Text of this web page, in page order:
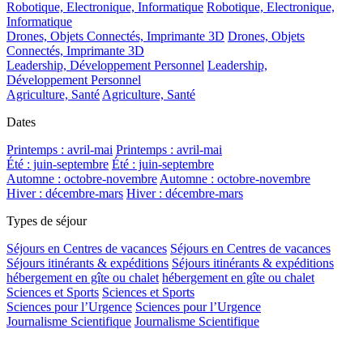
Robotique, Electronique, Informatique Robotique, Electronique,
Informatique
Drones, Objets Connectés, Imprimante 3D Drones, Objets
Connectés, Imprimante 3D
Leadership, Développement Personnel Leadership,
Développement Personnel
Agriculture, SantéAgriculture, Santé
Dates
Printemps : avril-mai Printemps : avril-mai
Été : juin-septembre Été : juin-septembre
Automne : octobre-novembreAutomne : octobre-novembre
Hiver : décembre-mars Hiver : décembre-mars
Types de séjour
Séjours en Centres de vacances Séjours en Centres de vacances
Séjours itinérants & expéditions Séjours itinérants & expéditions
hébergement en gîte ou chalet hébergement en gîte ou chalet
Sciences et Sports Sciences et Sports
Sciences pour l’Urgence Sciences pour l’Urgence
Journalisme Scientifique Journalisme Scientifique